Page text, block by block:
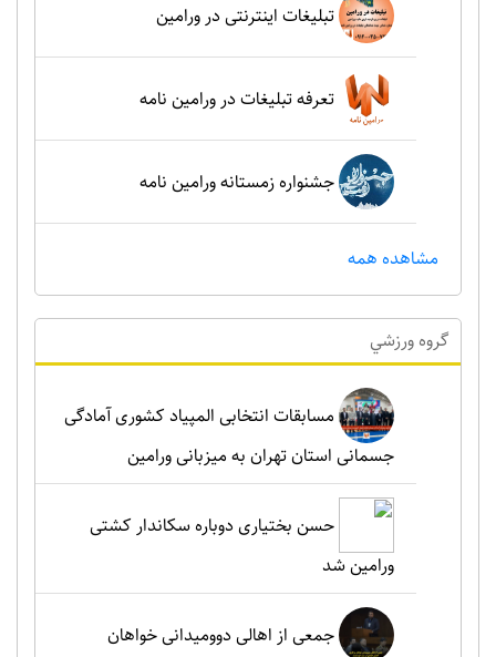
تبلیغات اینترنتی در ورامین
تعرفه تبلیغات در ورامین نامه
جشنواره زمستانه ورامین نامه
مشاهده همه
گروه ورزشي
مسابقات انتخابی المپیاد کشوری آمادگی
جسمانی استان تهران به میزبانی ورامین
حسن بختیاری دوباره سکاندار کشتی
ورامین شد
جمعی از اهالی دوومیدانی خواهان